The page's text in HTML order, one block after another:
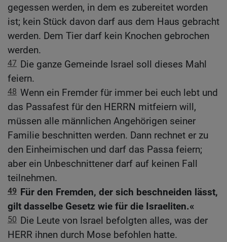
gegessen werden, in dem es zubereitet worden
ist; kein Stück davon darf aus dem Haus gebracht
werden. Dem Tier darf kein Knochen gebrochen
werden.
47 Die ganze Gemeinde Israel soll dieses Mahl
feiern.
48 Wenn ein Fremder für immer bei euch lebt und
das Passafest für den HERRN mitfeiern will,
müssen alle männlichen Angehörigen seiner
Familie beschnitten werden. Dann rechnet er zu
den Einheimischen und darf das Passa feiern;
aber ein Unbeschnittener darf auf keinen Fall
teilnehmen.
49 Für den Fremden, der sich beschneiden lässt,
gilt dasselbe Gesetz wie für die Israeliten.«
50 Die Leute von Israel befolgten alles, was der
HERR ihnen durch Mose befohlen hatte.